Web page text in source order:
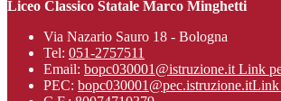
Liceo Classico Statale Marco Minghetti
Via Nazario Sauro 18 - Bologna
Tel: 051-2757511
Email: bopc030001@istruzione.it Link
PEC: bopc030001@pec.istruzione.itLink